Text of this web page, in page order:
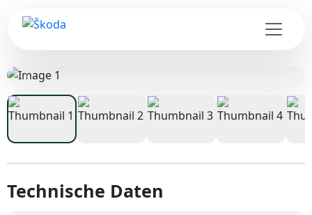
Zurück
Technische Daten